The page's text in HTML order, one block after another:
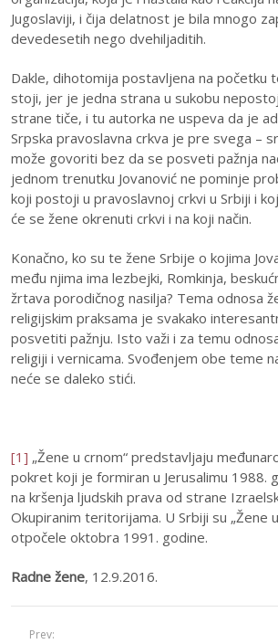
Jugoslaviji, i čija delatnost je bila mnogo
devedesetih nego dvehiljaditih.
Dakle, dihotomija postavljena na početku
stoji, jer je jedna strana u sukobu
strane tiče, i tu autorka ne uspeva da je
Srpska pravoslavna crkva je pre svega –
može govoriti bez da se posveti pažnja
jednom trenutku Jovanović ne pominje
koji postoji u pravoslavnoj crkvi u Srbiji i
će se žene okrenuti crkvi i na koji način.
Konačno, ko su te žene Srbije o kojima
među njima ima lezbejki, Romkinja,
žrtava porodičnog nasilja? Tema odnosa
religijskim praksama je svakako
posvetiti pažnju. Isto važi i za temu
religiji i vernicama. Svođenjem obe teme
neće se daleko stići.
[1] „Žene u crnom“ predstavljaju
pokret koji je formiran u Jerusalimu 1988.
na kršenja ljudskih prava od strane
Okupiranim teritorijama. U Srbiji su „Žene
otpočele oktobra 1991. godine.
Radne žene, 12.9.2016.
Prev: